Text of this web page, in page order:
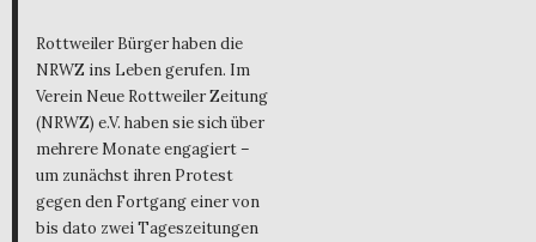
Rottweiler Bürger haben die
NRWZ ins Leben gerufen. Im
Verein Neue Rottweiler Zeitung
(NRWZ) e.V. haben sie sich über
mehrere Monate engagiert –
um zunächst ihren Protest
gegen den Fortgang einer von
bis dato zwei Tageszeitungen